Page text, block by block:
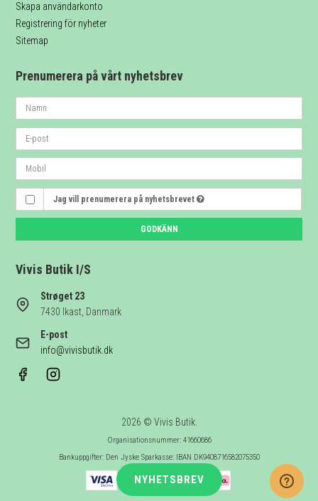
Skapa användarkonto
Registrering för nyheter
Sitemap
Prenumerera på vårt nyhetsbrev
Jag vill prenumerera på nyhetsbrevet
GODKÄNN
Vivis Butik I/S
Strøget 23
7430 Ikast, Danmark
E-post
info@vivisbutik.dk
2026 © Vivis Butik.
Organisationsnummer: 41660686
Bankuppgifter: Den Jyske Sparkasse: IBAN DK9408716582075350
NYHETSBREV